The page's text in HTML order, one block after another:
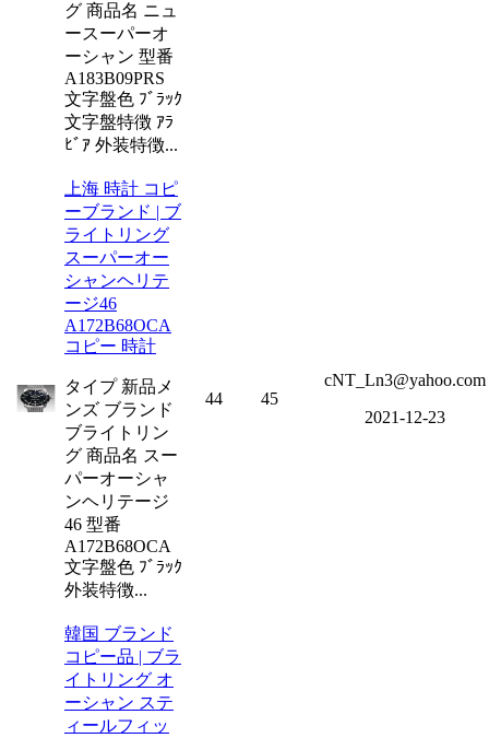
グ 商品名 ニュ
ースーパーオ
ーシャン 型番
A183B09PRS
文字盤色 ﾌﾞﾗｯｸ
文字盤特徴 ｱﾗ
ﾋﾞｱ 外装特徴...
上海 時計 コピ
ーブランド | ブ
ライトリング
スーパーオー
シャンヘリテ
ージ46
A172B68OCA
コピー 時計
タイプ 新品メ
ンズ ブランド
ブライトリン
グ 商品名 スー
パーオーシャ
ンヘリテージ
46 型番
A172B68OCA
文字盤色 ﾌﾞﾗｯｸ
外装特徴...
44 45
cNT_Ln3@yahoo.com
2021-12-23
韓国 ブランド
コピー品 | ブラ
イトリング オ
ーシャン ステ
ィールフィッ